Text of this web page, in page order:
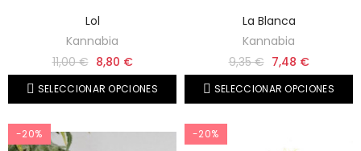
Lol
Kannabia
11,00 € 8,80 €
SELECCIONAR OPCIONES
La Blanca
Kannabia
9,35 € 7,48 €
SELECCIONAR OPCIONES
-20% -20%